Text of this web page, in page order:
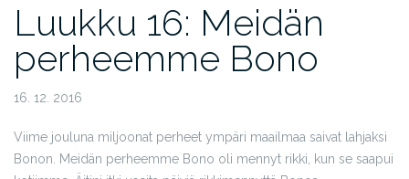
Luukku 16: Meidän
perheemme Bono
16. 12. 2016
Viime jouluna miljoonat perheet ympäri maailmaa saivat lahjaksi
Bonon. Meidän perheemme Bono oli mennyt rikki, kun se saapui